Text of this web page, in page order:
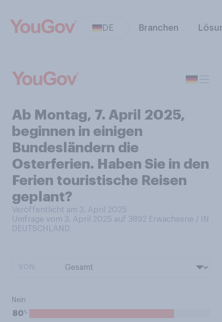
DE Branchen
Ab Montag, 7. April 2025,
beginnen in einigen
Bundesländern die
Osterferien. Haben Sie in den
Ferien touristische Reisen
geplant?
Veröffentlicht am 3. April 2025
Umfrage vom 3. April 2025 auf 3892 Erwachsene / IN
DEUTSCHLAND
Nein
80%